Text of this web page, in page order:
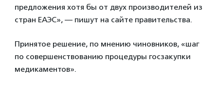
предложения хотя бы от двух производителей из
стран ЕАЭС», — пишут на сайте правительства.
Принятое решение, по мнению чиновников, «шаг
по совершенствованию процедуры госзакупки
медикаментов».